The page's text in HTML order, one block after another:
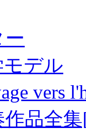
デル
vers
品全